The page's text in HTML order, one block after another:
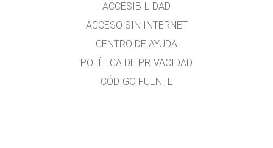
ACCESIBILIDAD
ACCESO SIN INTERNET
CENTRO DE AYUDA
POLÍTICA DE PRIVACIDAD
CÓDIGO FUENTE